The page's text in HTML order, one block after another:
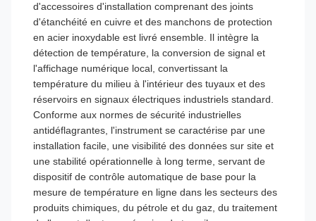
d'accessoires d'installation comprenant des joints
d'étanchéité en cuivre et des manchons de protection
en acier inoxydable est livré ensemble. Il intègre la
détection de température, la conversion de signal et
l'affichage numérique local, convertissant la
température du milieu à l'intérieur des tuyaux et des
réservoirs en signaux électriques industriels standard.
Conforme aux normes de sécurité industrielles
antidéflagrantes, l'instrument se caractérise par une
installation facile, une visibilité des données sur site et
une stabilité opérationnelle à long terme, servant de
dispositif de contrôle automatique de base pour la
mesure de température en ligne dans les secteurs des
produits chimiques, du pétrole et du gaz, du traitement